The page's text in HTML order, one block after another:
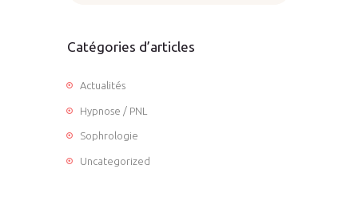
Catégories d’articles
Actualités
Hypnose / PNL
Sophrologie
Uncategorized